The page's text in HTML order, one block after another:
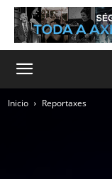
Inicio Reportaxes